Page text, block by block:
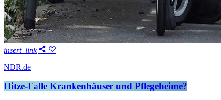
insert_link
NDR.de
Hitze-Falle Krankenhäuser und Pflegeheime?